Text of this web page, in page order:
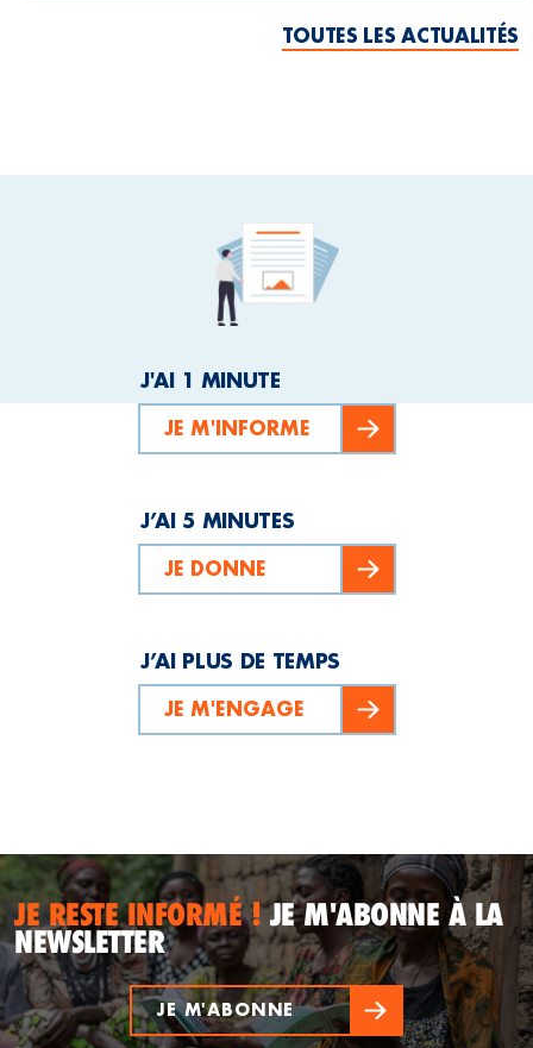
TOUTES LES ACTUALITÉS
J'AI 1 MINUTE
JE M'INFORME
J’AI 5 MINUTES
JE DONNE
J’AI PLUS DE TEMPS
JE M'ENGAGE
JE RESTE INFORMÉ !JE M'ABONNE À LA
NEWSLETTER
JE M'ABONNE